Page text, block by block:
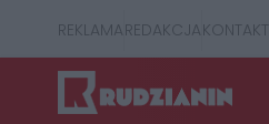
REKLAMAREDAKCJAKONTAKT